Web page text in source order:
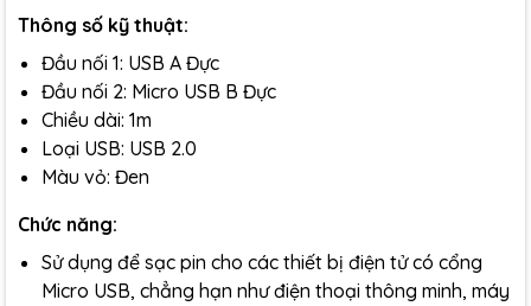
Thông số kỹ thuật:
Đầu nối 1: USB A Đực
Đầu nối 2: Micro USB B Đực
Chiều dài: 1m
Loại USB: USB 2.0
Màu vỏ: Đen
Chức năng:
Sử dụng để sạc pin cho các thiết bị điện tử có cổng
Micro USB, chẳng hạn như điện thoại thông minh, máy